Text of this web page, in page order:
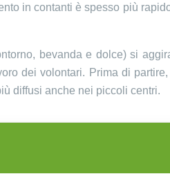
in contanti è spesso più
bevanda e dolce) si
dei volontari. Prima di
diffusi anche nei piccoli centri.